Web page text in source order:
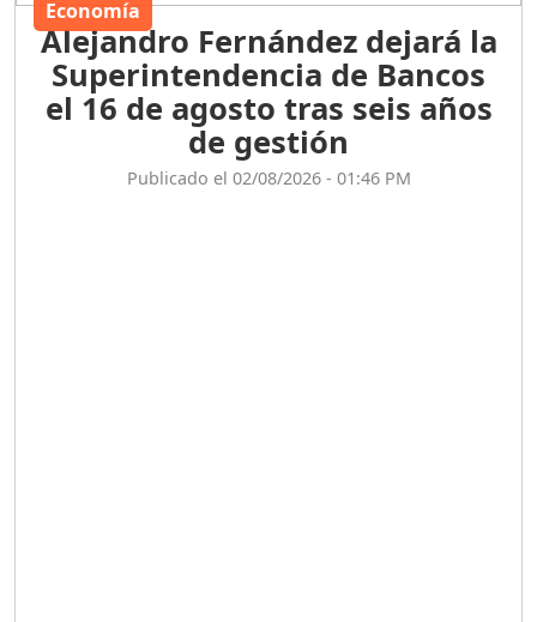
Economía
Alejandro Fernández dejará la
Superintendencia de Bancos
el 16 de agosto tras seis años
de gestión
Publicado el 02/08/2026 - 01:46 PM